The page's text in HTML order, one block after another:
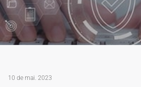
10 de mai. 2023